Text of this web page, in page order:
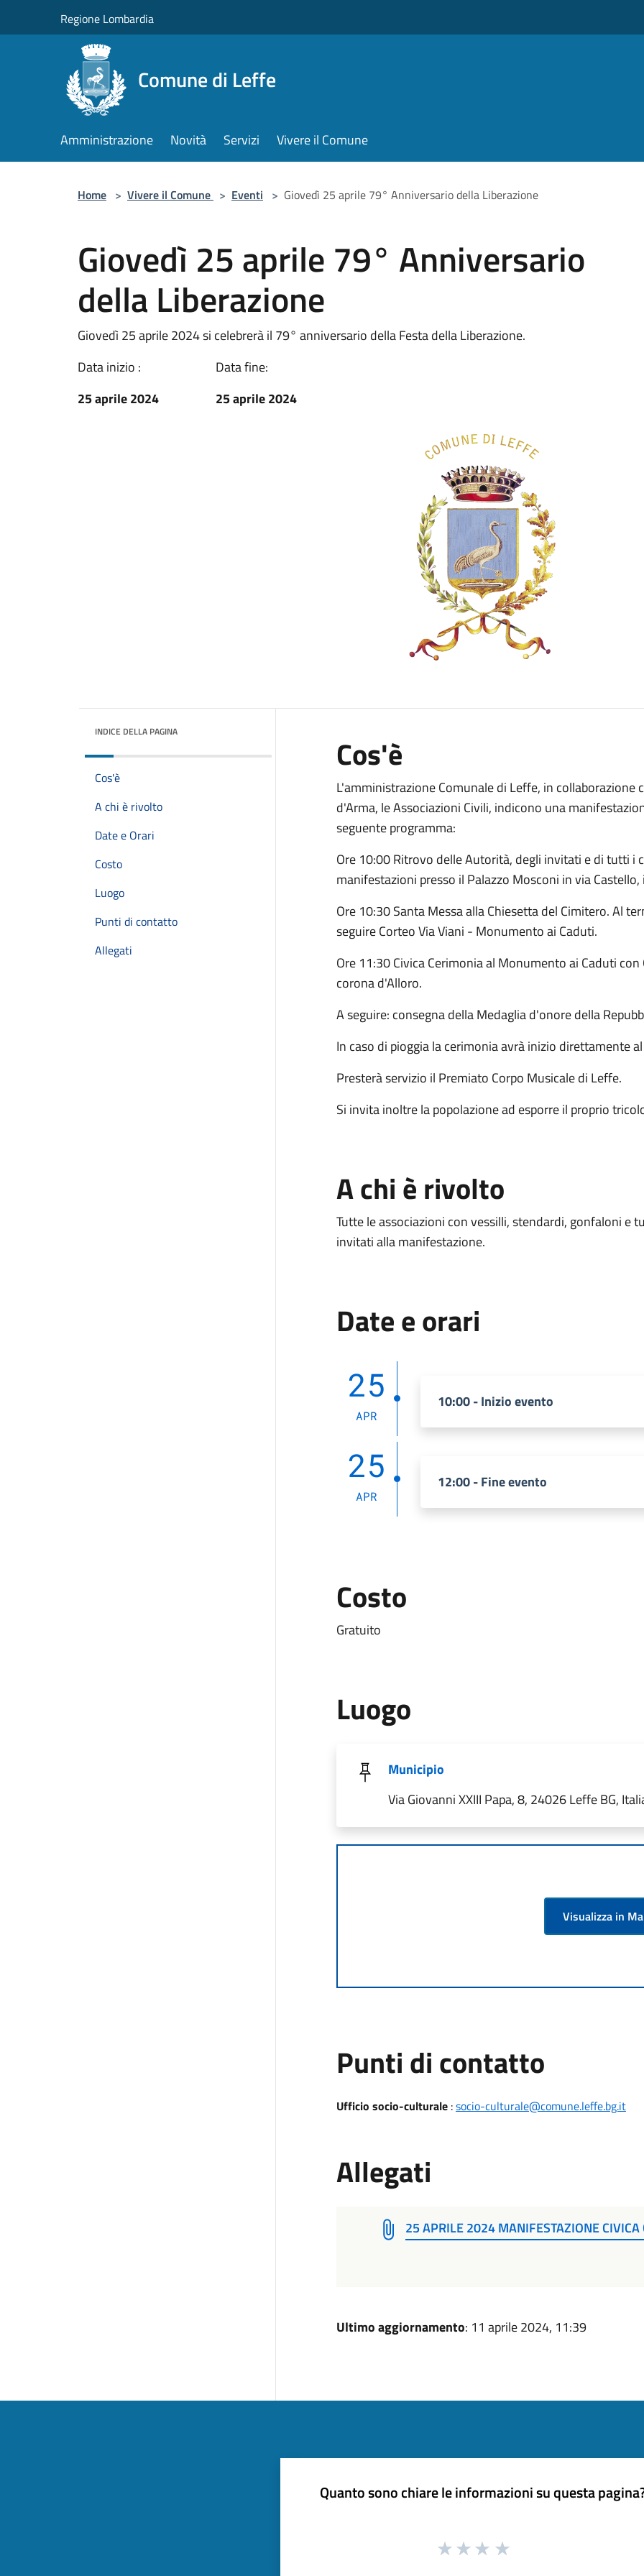
Regione Lombardia
Comune di Leffe
Amministrazione Novità Servizi Vivere il Comune
Home > Vivere il Comune > Eventi > Giovedì 25 aprile 79° Anniversario della Liberazione
Giovedì 25 aprile 79° Anniversario
della Liberazione
Giovedì 25 aprile 2024 si celebrerà il 79° anniversario della Festa della Liberazione.
Data inizio :
25 aprile 2024
Data fine:
25 aprile 2024
INDICE DELLA PAGINA
Cos'è
A chi è rivolto
Date e Orari
Costo
Luogo
Punti di contatto
Allegati
Cos'è
L'amministrazione Comunale di Leffe, in collaborazione
d'Arma, le Associazioni Civili, indicono una
seguente programma:
Ore 10:00 Ritrovo delle Autorità, degli invitati e di tutti i
manifestazioni presso il Palazzo Mosconi in via
Ore 10:30 Santa Messa alla Chiesetta del Cimitero. Al
seguire Corteo Via Viani - Monumento ai Caduti.
Ore 11:30 Civica Cerimonia al Monumento ai Caduti
corona d'Alloro.
A seguire: consegna della Medaglia d'onore della
In caso di pioggia la cerimonia avrà inizio direttamente
Presterà servizio il Premiato Corpo Musicale di Leffe.
Si invita inoltre la popolazione ad esporre il proprio
A chi è rivolto
Tutte le associazioni con vessilli, stendardi, gonfaloni e
invitati alla manifestazione.
Date e orari
25
APR
10:00 - Inizio evento
25
APR
12:00 - Fine evento
Costo
Gratuito
Luogo
Municipio
Via Giovanni XXIII Papa, 8, 24026 Leffe BG,
Visualizza in
Punti di contatto
Ufficio socio-culturale:socio-culturale@comune.leffe.bg.it
Allegati
25 APRILE 2024 MANIFESTAZIONE CIVICA
Ultimo aggiornamento: 11 aprile 2024, 11:39
Quanto sono chiare le informazioni su questa